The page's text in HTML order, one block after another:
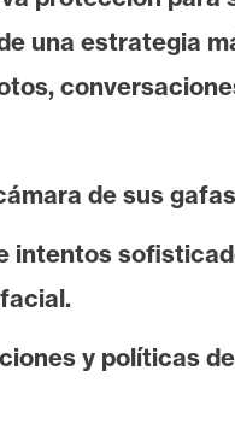
una estrategia
de sus
intentos
y políticas